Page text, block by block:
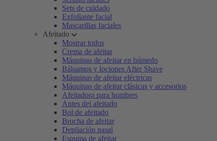
Sets de cuidado
Exfoliante facial
Mascarillas faciales
Afeitado
Mostrar todos
Crema de afeitar
Máquinas de afeitar en húmedo
Bálsamos y lociones After Shave
Máquinas de afeitar eléctricas
Máquinas de afeitar clásicas y accesorios
Afeitadora para hombres
Antes del afeitado
Bol de afeitado
Brocha de afeitar
Depilación nasal
Espuma de afeitar